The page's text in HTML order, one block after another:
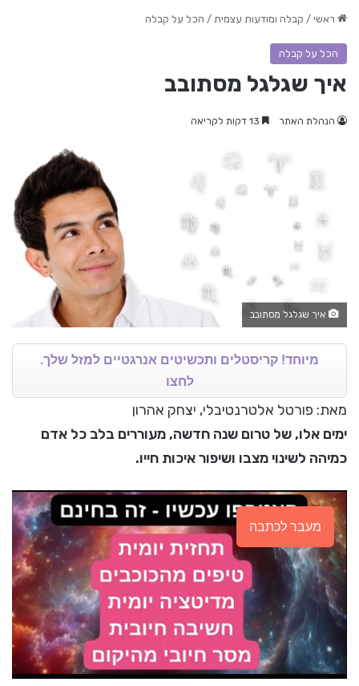
ראשי / קבלה ומודעות עצמית / הכל על קבלה
הכל על קבלה
איך שגלגל מסתובב
הנהלת האתר
איך שגלגל מסתובב
מיוחד! קריסטלים ותכשיטים אנרגטיים למזל שלך.
לחצו
מאת: פורטל אלטרנטיבלי, יצחק אהרון
ימים אלו, של טרום שנה חדשה, מעוררים בלב כל אדם
כמיהה לשינוי מצבו ושיפור איכות חייו.
מעבר לכתבה